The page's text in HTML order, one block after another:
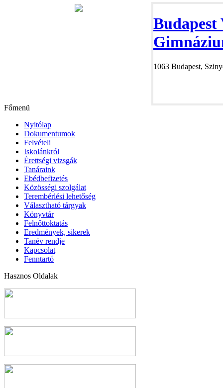
1063 Budapest,
Főmenü
Nyitólap
Dokumentumok
Felvételi
Iskolánkról
Érettségi vizsgák
Tanáraink
Ebédbefizetés
Közösségi szolgálat
Terembérlési lehetőség
Választható tárgyak
Könyvtár
Felnőttoktatás
Eredmények, sikerek
Tanév rendje
Kapcsolat
Fenntartó
Hasznos Oldalak